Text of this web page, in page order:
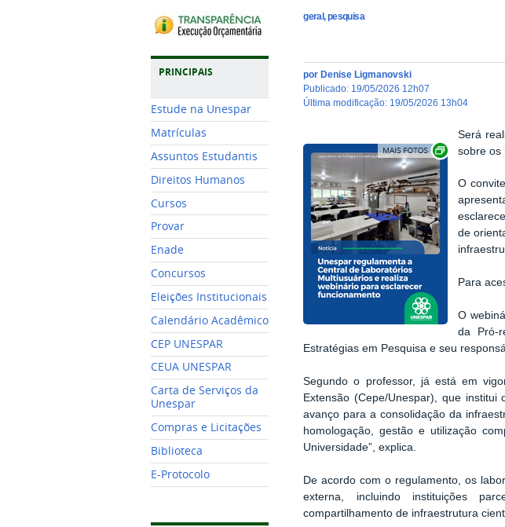
PRINCIPAIS
Estude na Unespar
Matrículas
Assuntos Estudantis
Direitos Humanos
Cursos
Provar
Enade
Concursos
Eleições Institucionais
Calendário Acadêmico
CEP UNESPAR
CEUA UNESPAR
Carta de Serviços da
Unespar
Compras e Licitações
Biblioteca
E-Protocolo
geral, pesquisa
por Denise Ligmanovski
publicado: 19/05/2026 12h07
última modificação: 19/05/2026 13h04
Exibir
Será
sobre os
O
de
Para
O
da Pró-
Estratégias em Pesquisa e seu
Segundo o professor, já está em
Extensão (Cepe/Unespar), que institui
avanço para a consolidação da
homologação, gestão e utilização
Universidade”, explica.
De acordo com o regulamento, os
externa, incluindo instituições
compartilhamento de infraestrutura